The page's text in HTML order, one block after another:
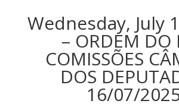
Wednesday, July
– ORDEM DO
COMISSÕES
DOS
16/07/